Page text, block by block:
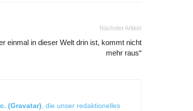
Nächster Artikel
einmal in dieser Welt drin ist, kommt nicht
mehr raus“
(Gravatar) , die unser redaktionelles